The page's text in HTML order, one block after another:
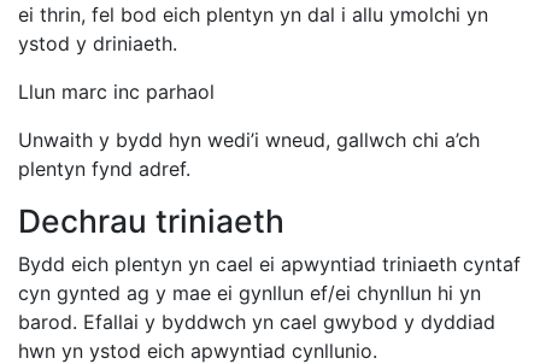
ei thrin, fel bod eich plentyn yn dal i allu ymolchi yn
ystod y driniaeth.
Llun marc inc parhaol
Unwaith y bydd hyn wedi’i wneud, gallwch chi a’ch
plentyn fynd adref.
Dechrau triniaeth
Bydd eich plentyn yn cael ei apwyntiad triniaeth cyntaf
cyn gynted ag y mae ei gynllun ef/ei chynllun hi yn
barod. Efallai y byddwch yn cael gwybod y dyddiad
hwn yn ystod eich apwyntiad cynllunio.